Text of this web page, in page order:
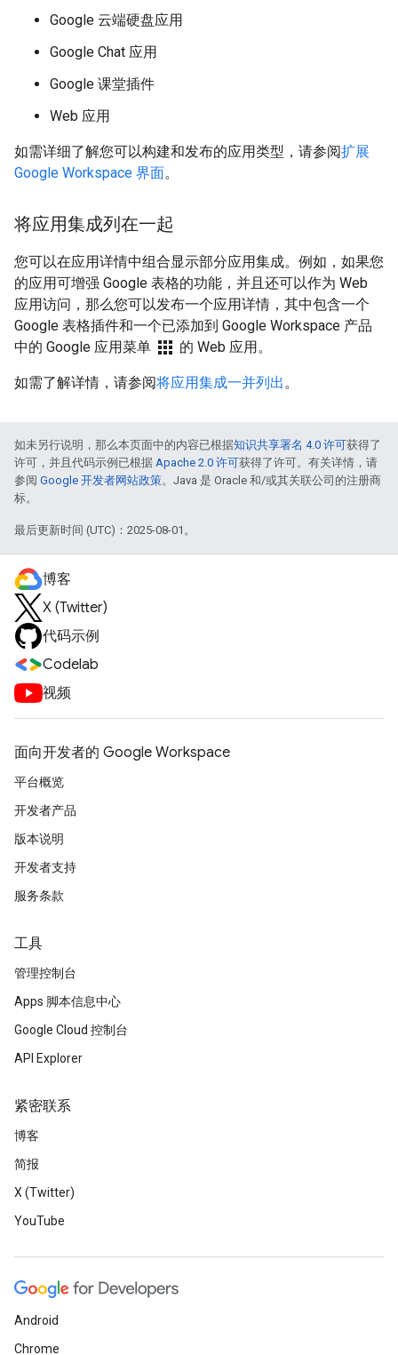
Google 云端硬盘应用
Google Chat 应用
Google 课堂插件
Web 应用
如需详细了解您可以构建和发布的应用类型，请参阅扩展
Google Workspace 界面。
将应用集成列在一起
您可以在应用详情中组合显示部分应用集成。例如，如果您
的应用可增强 Google 表格的功能，并且还可以作为 Web
应用访问，那么您可以发布一个应用详情，其中包含一个
Google 表格插件和一个已添加到 Google Workspace 产品
中的 Google 应用菜单 apps 的 Web 应用。
如需了解详情，请参阅将应用集成一并列出。
如未另行说明，那么本页面中的内容已根据知识共享署名 4.0 许可获得了
许可，并且代码示例已根据 Apache 2.0 许可获得了许可。有关详情，请
参阅 Google 开发者网站政策。Java 是 Oracle 和/或其关联公司的注册商
标。
最后更新时间 (UTC)：2025-08-01。
博客
X (Twitter)
代码示例
Codelab
视频
面向开发者的 Google Workspace
平台概览
开发者产品
版本说明
开发者支持
服务条款
工具
管理控制台
Apps 脚本信息中心
Google Cloud 控制台
API Explorer
紧密联系
博客
简报
X (Twitter)
YouTube
Android
Chrome